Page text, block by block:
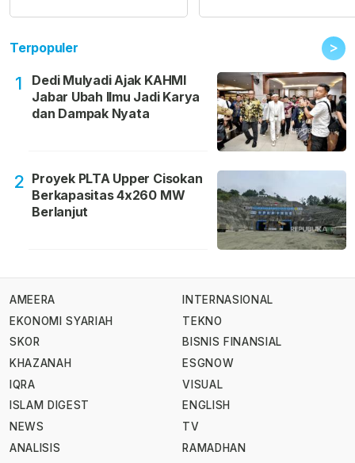
Terpopuler >
1
Dedi Mulyadi Ajak KAHMI
Jabar Ubah Ilmu Jadi Karya
dan Dampak Nyata
2 Proyek PLTA Upper Cisokan
Berkapasitas 4x260 MW
Berlanjut
AMEERA
EKONOMI SYARIAH
SKOR
KHAZANAH
IQRA
ISLAM DIGEST
NEWS
ANALISIS
INTERNASIONAL
TEKNO
BISNIS FINANSIAL
ESGNOW
VISUAL
ENGLISH
TV
RAMADHAN